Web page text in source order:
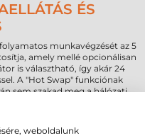
ÉS
munkavégzését az 5
amely mellé opcionálisan
is választható, így akár 24
A "Hot Swap" funkciónak
sem szakad meg a hálózati
kompromisszumot:
weboldalunk